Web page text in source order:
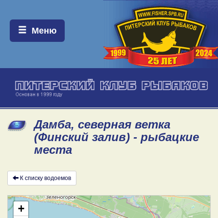
Меню:
Меню
Дамба, северная ветка
(Финский залив) - рыбацкие
места
К списку водоемов
+